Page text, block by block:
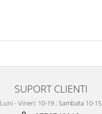
SUPORT CLIENTI
Luni - Vineri: 10-19 ; Sambata 10-15